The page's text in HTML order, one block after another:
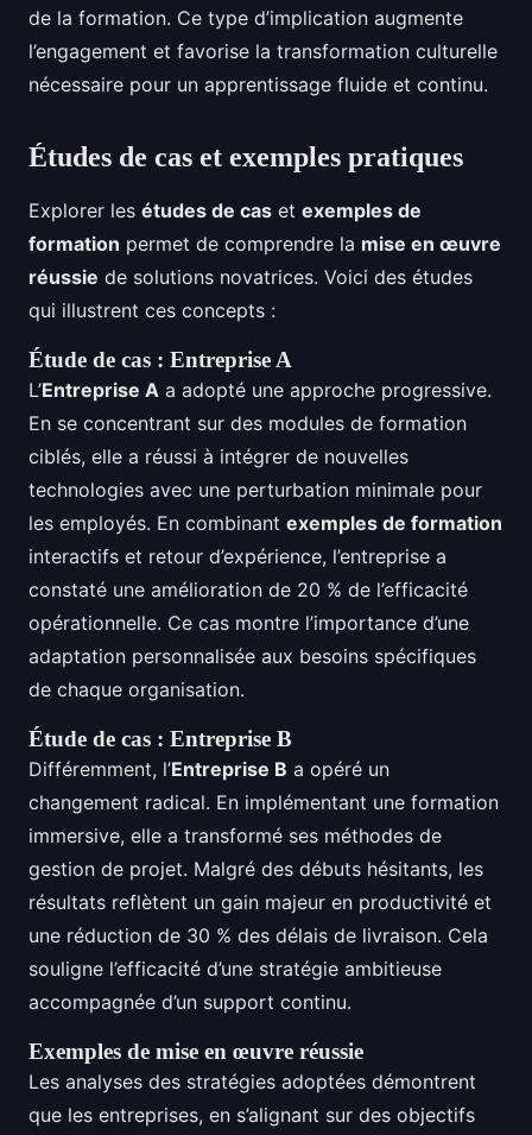
de la formation. Ce type d’implication augmente
l’engagement et favorise la transformation culturelle
nécessaire pour un apprentissage fluide et continu.
Études de cas et exemples pratiques
Explorer les études de cas et exemples de
formation permet de comprendre la mise en œuvre
réussie de solutions novatrices. Voici des études
qui illustrent ces concepts :
Étude de cas : Entreprise A
L’Entreprise A a adopté une approche progressive.
En se concentrant sur des modules de formation
ciblés, elle a réussi à intégrer de nouvelles
technologies avec une perturbation minimale pour
les employés. En combinant exemples de formation
interactifs et retour d’expérience, l’entreprise a
constaté une amélioration de 20 % de l’efficacité
opérationnelle. Ce cas montre l’importance d’une
adaptation personnalisée aux besoins spécifiques
de chaque organisation.
Étude de cas : Entreprise B
Différemment, l’Entreprise B a opéré un
changement radical. En implémentant une formation
immersive, elle a transformé ses méthodes de
gestion de projet. Malgré des débuts hésitants, les
résultats reflètent un gain majeur en productivité et
une réduction de 30 % des délais de livraison. Cela
souligne l’efficacité d’une stratégie ambitieuse
accompagnée d’un support continu.
Exemples de mise en œuvre réussie
Les analyses des stratégies adoptées démontrent
que les entreprises, en s’alignant sur des objectifs